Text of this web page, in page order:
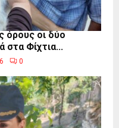
όρους οι δύο
στα Φίχτια...
0